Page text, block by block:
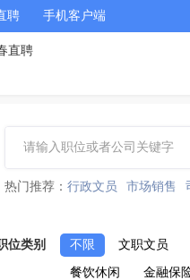
聘 手机客户端
热门推荐： 行政文员 市场销售
位类别 不限 文职文员
餐饮休闲 金融保